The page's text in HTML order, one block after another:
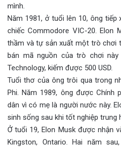
mình.
Năm 1981, ở tuổi lên 10, ông tiếp
chiếc Commodore VIC-20. Elon
thầm và tự sản xuất một trò chơi
bán mã nguồn của trò chơi
Technology, kiếm được 500 USD.
Tuổi thơ của ông trôi qua trong
Phi. Năm 1989, ông được Chính
dân vì có mẹ là người nước này.
sinh sống sau khi tốt nghiệp trung
Ở tuổi 19, Elon Musk được nhận
Kingston, Ontario. Hai năm